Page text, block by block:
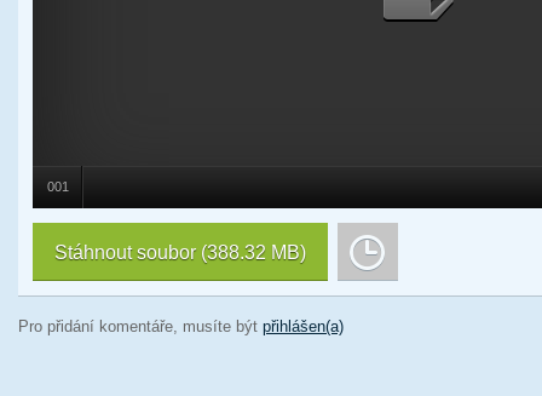
001
Stáhnout soubor (388.32 MB)
Pro přidání komentáře, musíte být přihlášen(a)